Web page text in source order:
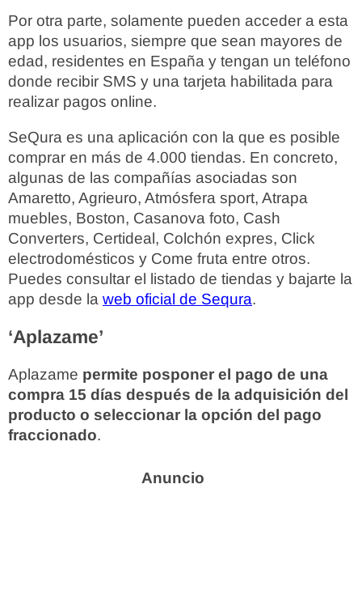
Por otra parte, solamente pueden acceder a esta
app los usuarios, siempre que sean mayores de
edad, residentes en España y tengan un teléfono
donde recibir SMS y una tarjeta habilitada para
realizar pagos online.
SeQura es una aplicación con la que es posible
comprar en más de 4.000 tiendas. En concreto,
algunas de las compañías asociadas son
Amaretto, Agrieuro, Atmósfera sport, Atrapa
muebles, Boston, Casanova foto, Cash
Converters, Certideal, Colchón expres, Click
electrodomésticos y Come fruta entre otros.
Puedes consultar el listado de tiendas y bajarte la
app desde la web oficial de Sequra.
‘Aplazame’
Aplazame permite posponer el pago de una
compra 15 días después de la adquisición del
producto o seleccionar la opción del pago
fraccionado.